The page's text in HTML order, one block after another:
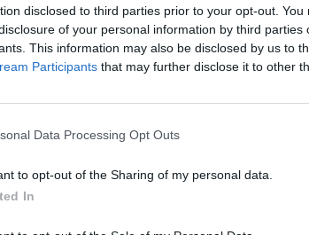
disclosed to third parties prior to your opt-out.
of your personal information by third parties
This information may also be disclosed by us to
Participants that may further disclose it to other
Data Processing Opt Outs
to opt-out of the Sharing of my personal data.
In